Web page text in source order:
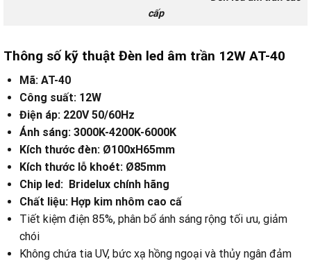
cấp
Thông số kỹ thuật Đèn led âm trần 12W AT-40
Mã: AT-40
Công suất: 12W
Điện áp: 220V 50/60Hz
Ánh sáng: 3000K-4200K-6000K
Kích thước đèn: Ø100xH65mm
Kích thước lỗ khoét: Ø85mm
Chip led: Bridelux chính hãng
Chất liệu: Hợp kim nhôm cao cấ
Tiết kiệm điện 85%, phân bổ ánh sáng rộng tối ưu, giảm
chói
Không chứa tia UV, bức xạ hồng ngoại và thủy ngân đảm